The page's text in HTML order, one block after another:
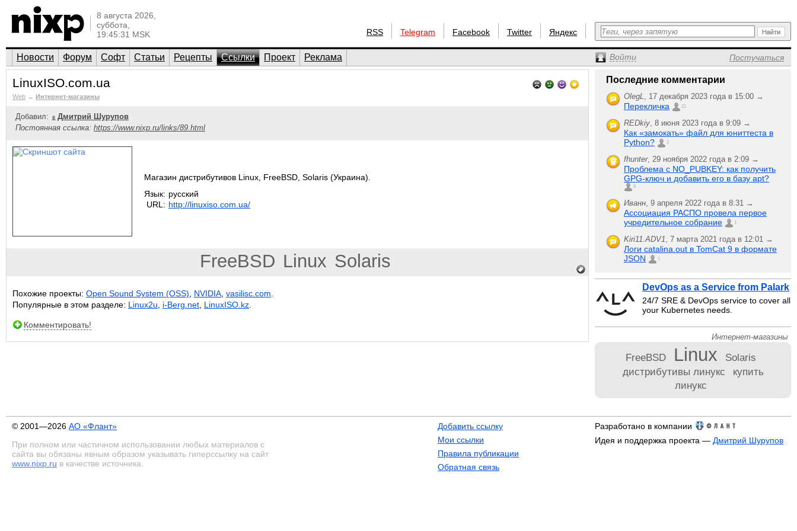
8 августа 2026,
суббота,
19:45:31 MSK
RSS Telegram Facebook Twitter Яндекс
Новости Форум Софт Статьи Рецепты Ссылки Проект Реклама Войти Постучаться
LinuxISO.com.ua
Web → Интернет-магазины
Добавил:
Дмитрий Шурупов
Постоянная ссылка: https://www.nixp.ru/links/89.html
Магазин дистрибутивов Linux, FreeBSD, Solaris (Украина).
Язык: русский
URL: http://linuxiso.com.ua/
FreeBSD Linux Solaris
Похожие проекты: Open Sound System (OSS) NVIDIA vasilisc.com
Популярные в этом разделе: Linux2u i-Berg.net LinuxISO.kz
Комментировать!
Последние комментарии
OlegL, 17 декабря 2023 года в 15:00 →
Перекличка 21
REDkiy, 8 июня 2023 года в 9:09 →
Как «замокать» файл для юниттеста в
Python?
2
fhunter, 29 ноября 2022 года в 2:09 →
Проблема с NO_PUBKEY: как получить
GPG-ключ и добавить его в базу apt?
6
Иванн, 9 апреля 2022 года в 8:31 →
Ассоциация РАСПО провела первое
учредительное собрание
1
Kiri11.ADV1, 7 марта 2021 года в 12:01 →
Логи catalina.out в TomCat 9 в формате
JSON
1
DevOps as a Service from Palark
24/7 SRE & DevOps service to cover all
your Kubernetes needs.
Интернет-магазины
FreeBSD Linux
Solaris
дистрибутивы линукс
купить
линукс
© 2001—2026 АО «Флант»
При полном или частичном использовании любых материалов с
сайта вы обязаны явным образом указывать гиперссылку на сайт
www.nixp.ru в качестве источника.
Добавить ссылку
Мои ссылки
Правила публикации
Обратная связь
Разработано в компании
Идея и поддержка проекта — Дмитрий Шурупов